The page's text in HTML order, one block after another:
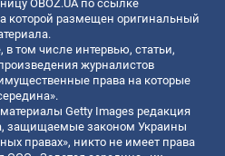
OBOZ.UA по ссылке
которой размещен оригинальный
том числе интервью, статьи,
журналистов
права на которые
Getty Images редакция
защищаемые законом Украины
правах», никто не имеет права